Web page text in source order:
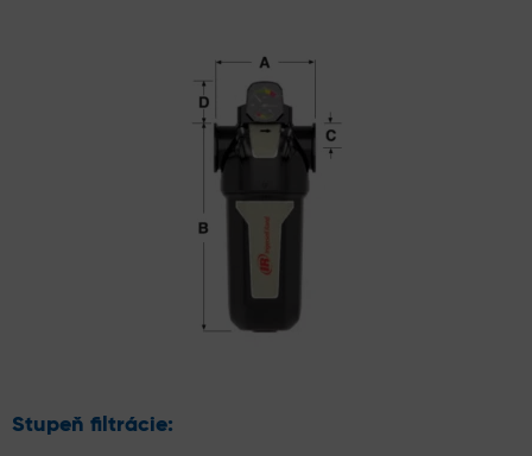
Stupeň filtrácie: